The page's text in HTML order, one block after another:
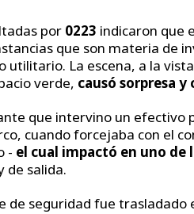
por 0223 indicaron que
que son materia de
utilitario. La escena, a la
verde, causó sorpresa
que intervino un efectivo
cuando forcejaba con el
- el cual impactó en uno de
de salida.
de seguridad fue trasladado